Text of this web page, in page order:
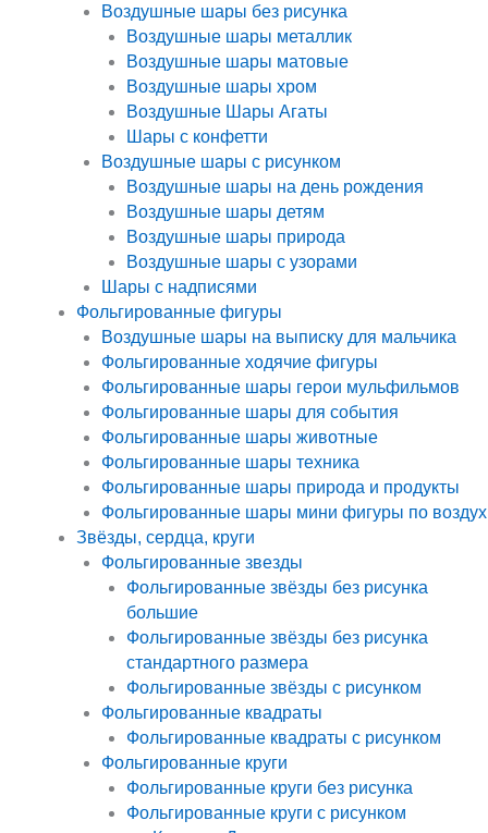
Воздушные шары без рисунка
Воздушные шары металлик
Воздушные шары матовые
Воздушные шары хром
Воздушные Шары Агаты
Шары с конфетти
Воздушные шары с рисунком
Воздушные шары на день рождения
Воздушные шары детям
Воздушные шары природа
Воздушные шары с узорами
Шары с надписями
Фольгированные фигуры
Воздушные шары на выписку для мальчика
Фольгированные ходячие фигуры
Фольгированные шары герои мульфильмов
Фольгированные шары для события
Фольгированные шары животные
Фольгированные шары техника
Фольгированные шары природа и продукты
Фольгированные шары мини фигуры по воздух
Звёзды, сердца, круги
Фольгированные звезды
Фольгированные звёзды без рисунка
большие
Фольгированные звёзды без рисунка
стандартного размера
Фольгированные звёзды с рисунком
Фольгированные квадраты
Фольгированные квадраты с рисунком
Фольгированные круги
Фольгированные круги без рисунка
Фольгированные круги с рисунком